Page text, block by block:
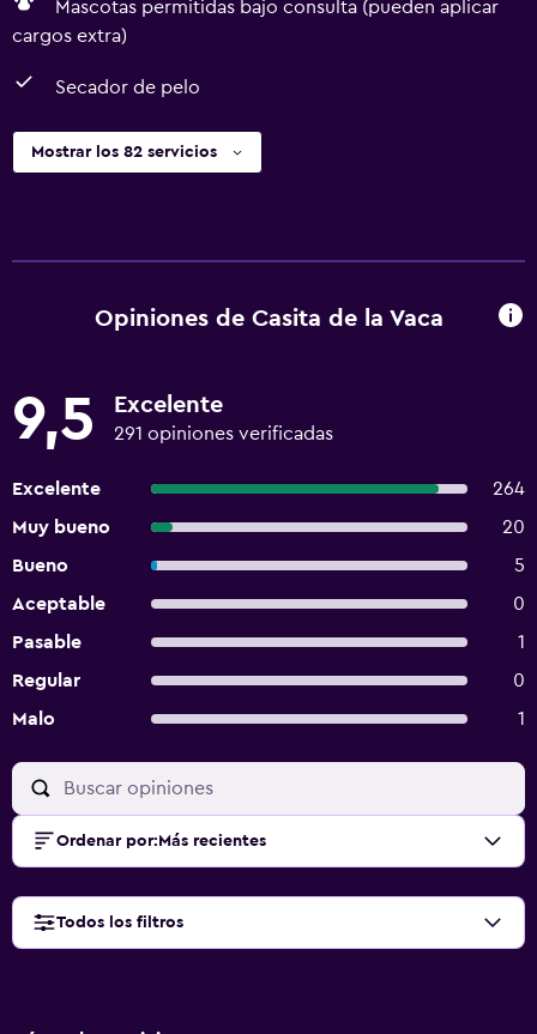
Mascotas permitidas bajo consulta (pueden aplicar
cargos extra)
Secador de pelo
Mostrar los 82 servicios
Opiniones de Casita de la Vaca
9,5 Excelente
291 opiniones verificadas
Excelente
264
Muy bueno
20
Bueno
5
Aceptable
0
Pasable
1
Regular
0
Malo
1
Ordenar por: Más recientes
Todos los filtros